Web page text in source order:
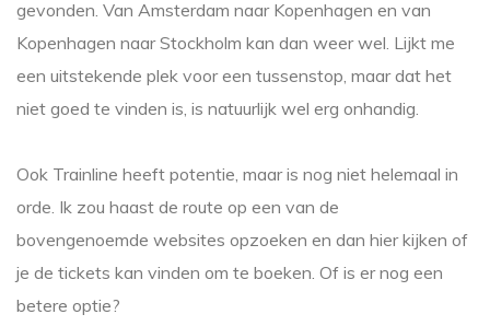
gevonden. Van Amsterdam naar Kopenhagen en van
Kopenhagen naar Stockholm kan dan weer wel. Lijkt me
een uitstekende plek voor een tussenstop, maar dat het
niet goed te vinden is, is natuurlijk wel erg onhandig.
Ook Trainline heeft potentie, maar is nog niet helemaal in
orde. Ik zou haast de route op een van de
bovengenoemde websites opzoeken en dan hier kijken of
je de tickets kan vinden om te boeken. Of is er nog een
betere optie?